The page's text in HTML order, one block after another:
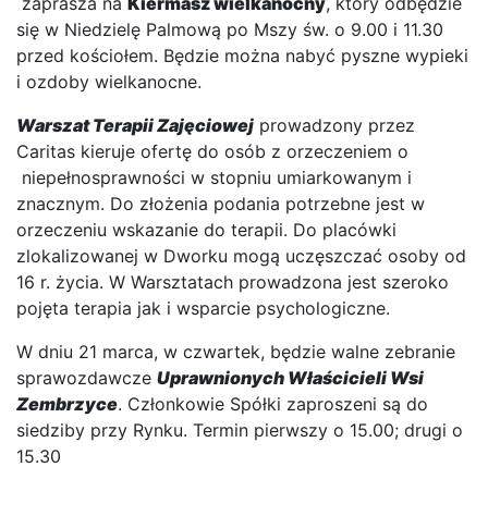
się w Niedzielę Palmową po Mszy św. o 9.00 i 11.30
przed kościołem. Będzie można nabyć pyszne wypieki
i ozdoby wielkanocne.
Warszat Terapii Zajęciowej prowadzony przez
Caritas kieruje ofertę do osób z orzeczeniem o
niepełnosprawności w stopniu umiarkowanym i
znacznym. Do złożenia podania potrzebne jest w
orzeczeniu wskazanie do terapii. Do placówki
zlokalizowanej w Dworku mogą uczęszczać osoby od
16 r. życia. W Warsztatach prowadzona jest szeroko
pojęta terapia jak i wsparcie psychologiczne.
W dniu 21 marca, w czwartek, będzie walne zebranie
sprawozdawcze Uprawnionych Właścicieli Wsi
Zembrzyce. Członkowie Spółki zaproszeni są do
siedziby przy Rynku. Termin pierwszy o 15.00; drugi o
15.30